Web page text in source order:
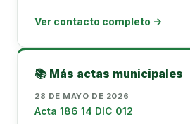
Ver contacto completo →
📚 Más actas municipales
28 DE MAYO DE 2026
Acta 186 14 DIC 012